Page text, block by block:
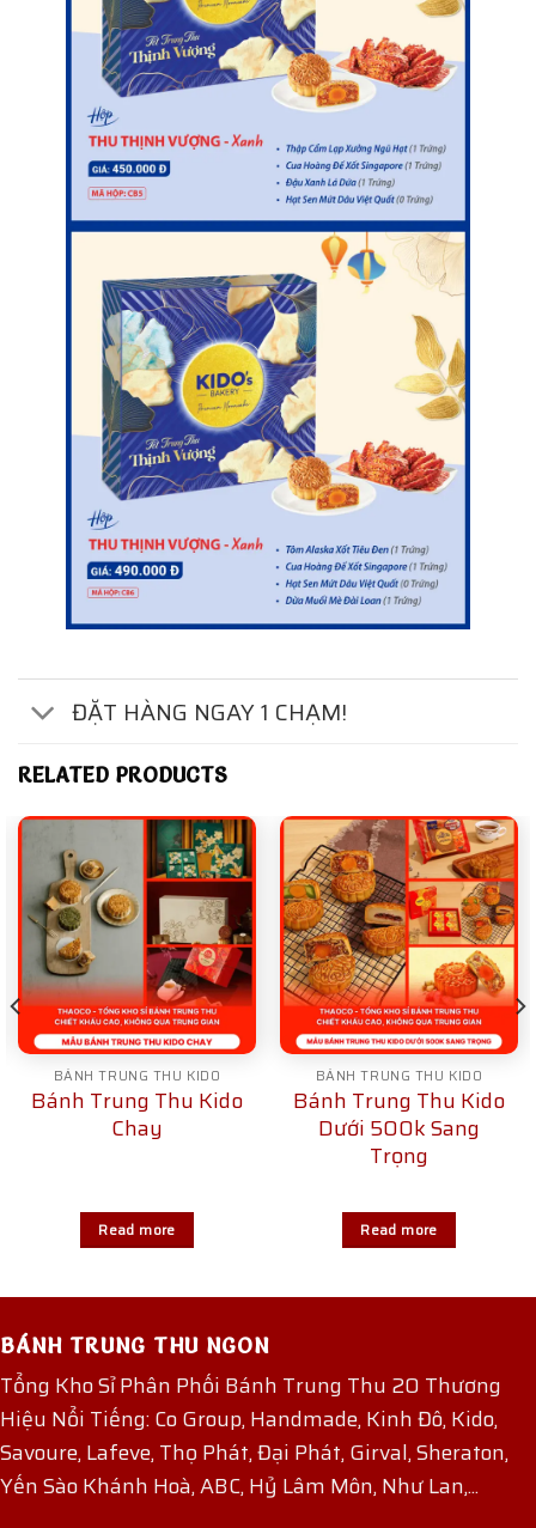
ĐẶT HÀNG NGAY 1 CHẠM!
RELATED PRODUCTS
BÁNH TRUNG THU KIDO
Bánh Trung Thu Kido
Chay
Read more
BÁNH TRUNG THU KIDO
Bánh Trung Thu Kido
Dưới 500k Sang
Trọng
Read more
BÁNH TRUNG THU NGON
Tổng Kho Sỉ Phân Phối Bánh Trung Thu 20 Thương
Hiệu Nổi Tiếng: Co Group, Handmade, Kinh Đô, Kido,
Savoure, Lafeve, Thọ Phát, Đại Phát, Girval, Sheraton,
Yến Sào Khánh Hoà, ABC, Hỷ Lâm Môn, Như Lan,...